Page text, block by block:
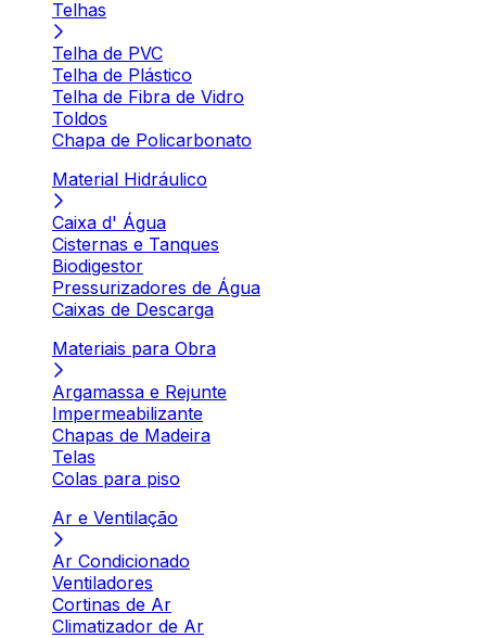
Telhas
Telha de PVC
Telha de Plástico
Telha de Fibra de Vidro
Toldos
Chapa de Policarbonato
Material Hidráulico
Caixa d' Água
Cisternas e Tanques
Biodigestor
Pressurizadores de Água
Caixas de Descarga
Materiais para Obra
Argamassa e Rejunte
Impermeabilizante
Chapas de Madeira
Telas
Colas para piso
Ar e Ventilação
Ar Condicionado
Ventiladores
Cortinas de Ar
Climatizador de Ar